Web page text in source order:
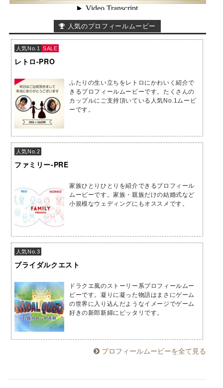
人気のプロフィールムービー
人気No.1 SALE
レトロ-PRO
ふたりの生い立ちをレトロにかわいく紹介で
きるプロフィールムービーです。たくさんの
カップルにご支持頂いている人気No.1ムービ
ーです。
人気No.2
ファミリー-PRE
家族ひとりひとりを紹介できるプロフィール
ムービーです。家族・親族だけの結婚式など
小規模なウェディングにもオススメです。
人気No.3
ブライダルクエスト
ドラクエ風のストーリー系プロフィールムー
ビーです。凝りに凝った物語はまさにゲーム
の世界に入り込んだようなイメージでゲーム
好きの新郎新婦にピッタリです。
プロフィールムービーを全て見る